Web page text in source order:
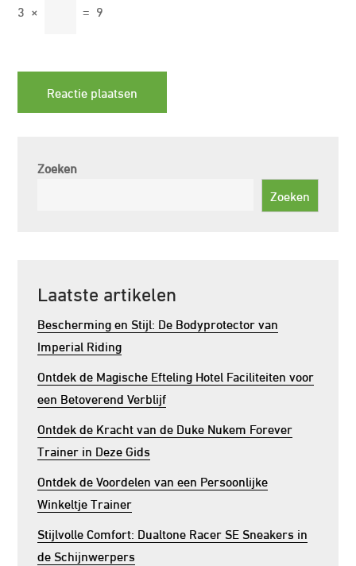
3 × = 9
Zoeken
Zoeken
Laatste artikelen
Bescherming en Stijl: De Bodyprotector van
Imperial Riding
Ontdek de Magische Efteling Hotel Faciliteiten voor
een Betoverend Verblijf
Ontdek de Kracht van de Duke Nukem Forever
Trainer in Deze Gids
Ontdek de Voordelen van een Persoonlijke
Winkeltje Trainer
Stijlvolle Comfort: Dualtone Racer SE Sneakers in
de Schijnwerpers